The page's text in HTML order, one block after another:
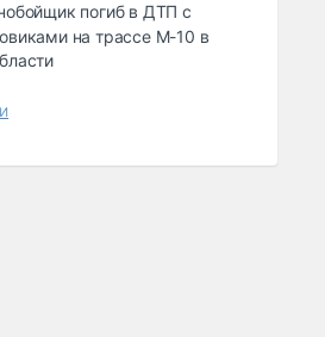
погиб в ДТП с
на трассе М-10 в